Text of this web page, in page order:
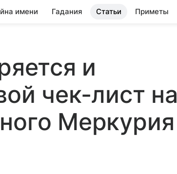
имени Гадания Статьи Приметы
и
чек-лист на
Меркурия